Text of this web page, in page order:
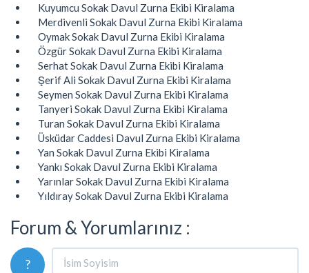
Kuyumcu Sokak Davul Zurna Ekibi Kiralama
Merdivenli Sokak Davul Zurna Ekibi Kiralama
Oymak Sokak Davul Zurna Ekibi Kiralama
Özgür Sokak Davul Zurna Ekibi Kiralama
Serhat Sokak Davul Zurna Ekibi Kiralama
Şerif Ali Sokak Davul Zurna Ekibi Kiralama
Seymen Sokak Davul Zurna Ekibi Kiralama
Tanyeri Sokak Davul Zurna Ekibi Kiralama
Turan Sokak Davul Zurna Ekibi Kiralama
Üsküdar Caddesi Davul Zurna Ekibi Kiralama
Yan Sokak Davul Zurna Ekibi Kiralama
Yankı Sokak Davul Zurna Ekibi Kiralama
Yarınlar Sokak Davul Zurna Ekibi Kiralama
Yıldıray Sokak Davul Zurna Ekibi Kiralama
Forum & Yorumlarınız :
?